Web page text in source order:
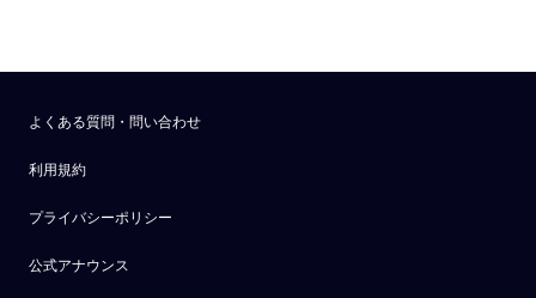
よくある質問・問い合わせ
利用規約
プライバシーポリシー
公式アナウンス